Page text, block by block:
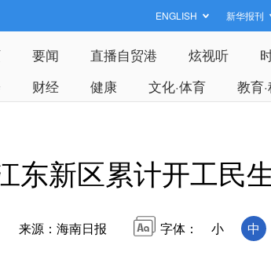
ENGLISH 新华报刊
要闻 直播自贸港 炫视听
财经 健康 文化·体育 教育
东新区累计开工民
来源：海南日报 字体： 小 中